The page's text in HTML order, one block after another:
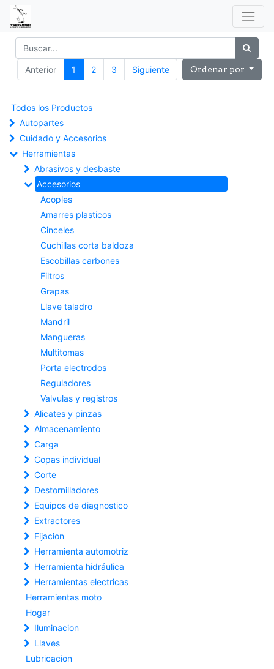
Anterior 1 2 3 Siguiente Ordenar por
Todos los Productos
Autopartes
Cuidado y Accesorios
Herramientas
Abrasivos y desbaste
Accesorios
Acoples
Amarres plasticos
Cinceles
Cuchillas corta baldoza
Escobillas carbones
Filtros
Grapas
Llave taladro
Mandril
Mangueras
Multitomas
Porta electrodos
Reguladores
Valvulas y registros
Alicates y pinzas
Almacenamiento
Carga
Copas individual
Corte
Destornilladores
Equipos de diagnostico
Extractores
Fijacion
Herramienta automotriz
Herramienta hidráulica
Herramientas electricas
Herramientas moto
Hogar
Iluminacion
Llaves
Lubricacion